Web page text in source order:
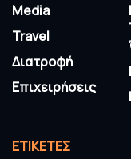
Media
Travel
Διατροφή
Επιχειρήσεις
ΕΤΙΚΈΤΕΣ